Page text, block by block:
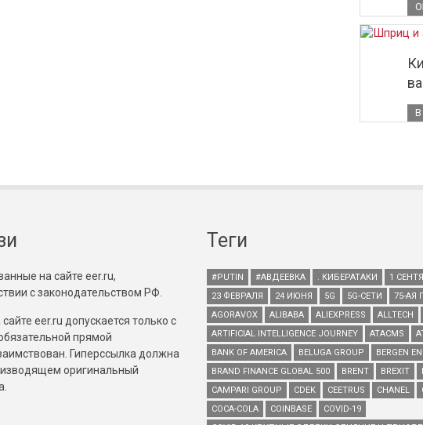
на сайте eer.ru,
с законодательством РФ.
eer.ru допускается только с
прямой
Гиперссылка должна
оригинальный
Теги
#PUTIN #АВДЕЕВКА . КИБЕРАТАКИ 1
23 ФЕВРАЛЯ
24 ИЮНЯ 5G 5G-СЕТИ 75-АЯ
AGORAVOX
ALIBABA ALIEXPRESS ALLTECH
ARTIFICIAL INTELLIGENCE JOURNEY
ATACMS
BANK OF AMERICA
BELUGA GROUP BERGEN
BRAND FINANCE GLOBAL 500
BRENT BREXIT
CAMPARI GROUP
CDEK CEETRUS CHANEL
COCA-COLA
COINBASE
COVID-19